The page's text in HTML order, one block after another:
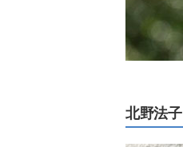
北野法子